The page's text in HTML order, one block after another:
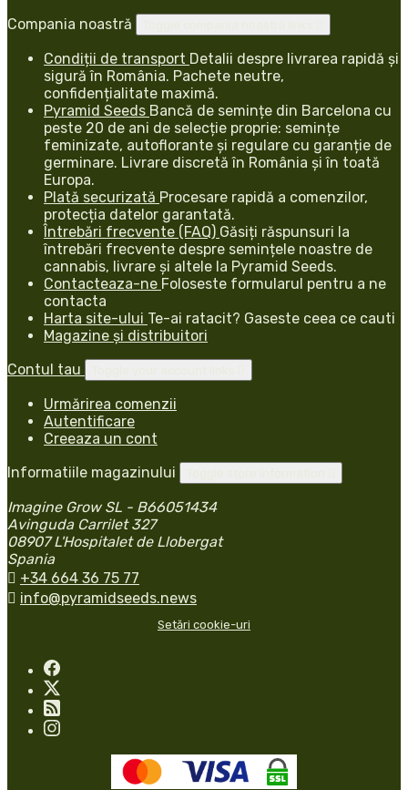
Compania noastră
Condiții de transport Detalii despre livrarea rapidă și
sigură în România. Pachete neutre,
confidențialitate maximă.
Pyramid Seeds Bancă de semințe din Barcelona cu
peste 20 de ani de selecție proprie: semințe
feminizate, autoflorante și regulare cu garanție de
germinare. Livrare discretă în România și în toată
Europa.
Plată securizată Procesare rapidă a comenzilor,
protecția datelor garantată.
Întrebări frecvente (FAQ) Găsiți răspunsuri la
întrebări frecvente despre semințele noastre de
cannabis, livrare și altele la Pyramid Seeds.
Contacteaza-ne Foloseste formularul pentru a ne
contacta
Harta site-ului Te-ai ratacit? Gaseste ceea ce cauti
Magazine și distribuitori
Contul tau
Urmărirea comenzii
Autentificare
Creeaza un cont
Informatiile magazinului
Imagine Grow SL - B66051434
Avinguda Carrilet 327
08907 L'Hospitalet de Llobergat
Spania
 +34 664 36 75 77
 info@pyramidseeds.news
Setări cookie-uri